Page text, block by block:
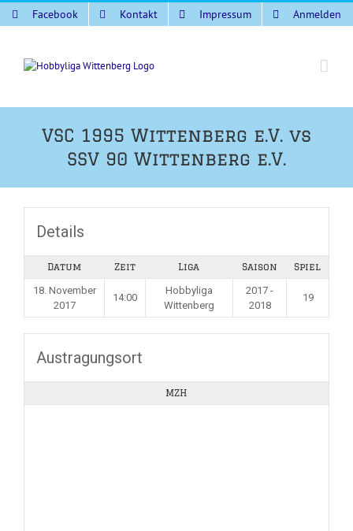
Zum
Inhalt
Facebook Kontakt Impressum Anmelden
VSC 1995 Wittenberg e.V. vs
SSV 90 Wittenberg e.V.
Details
Datum Zeit Liga Saison Spiel
18. November
2017
14:00
Hobbyliga
Wittenberg
2017 -
2018
19
Austragungsort
MZH